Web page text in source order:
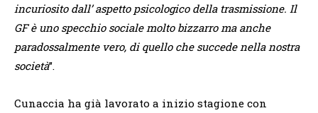
incuriosito dall’ aspetto psicologico della trasmissione. Il
GF è uno specchio sociale molto bizzarro ma anche
paradossalmente vero, di quello che succede nella nostra
società”.
Cunaccia ha già lavorato a inizio stagione con